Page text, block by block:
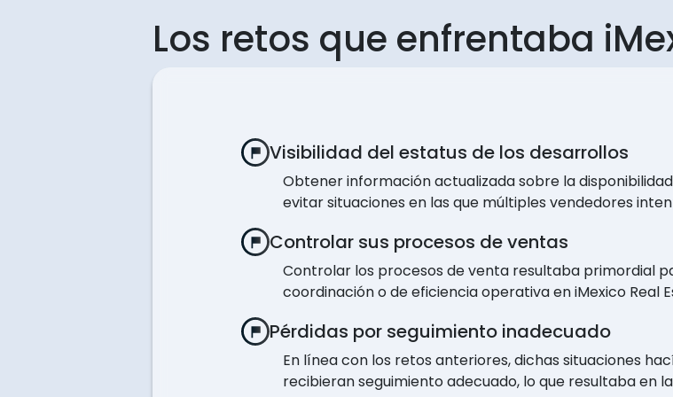
Los retos que enfrentaba
Visibilidad del estatus de los desarrollos
Obtener información actualizada sobre la
evitar situaciones en las que múltiples vendedores
Controlar sus procesos de ventas
Controlar los procesos de venta resultaba primordial
coordinación o de eficiencia operativa en iMexico Real
Pérdidas por seguimiento inadecuado
En línea con los retos anteriores, dichas situaciones
recibieran seguimiento adecuado, lo que resultaba en